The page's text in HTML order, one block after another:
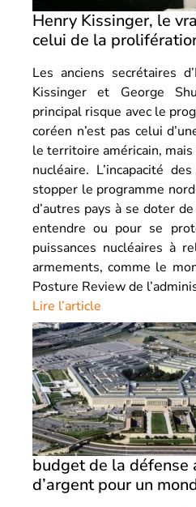
Henry Kissinger, le
celui de la
Les anciens secrétaires
Kissinger et George
principal risque avec le
coréen n’est pas celui
le territoire américain,
nucléaire. L’incapacité
stopper le programme
d’autres pays à se doter
entendre ou pour se
puissances nucléaires à
armements, comme le
Posture Review de
Lire l’article
budget de la défense
d’argent pour un